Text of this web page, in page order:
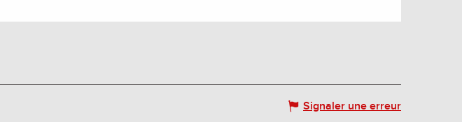
Signaler une erreur